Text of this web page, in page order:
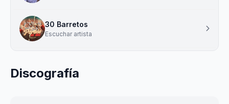
30 Barretos
Escuchar artista
Discografía